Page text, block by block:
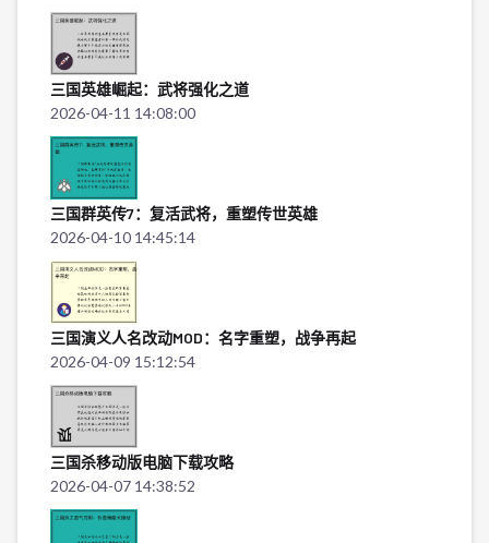
三国英雄崛起：武将强化之道
2026-04-11 14:08:00
三国群英传7：复活武将，重塑传世英雄
2026-04-10 14:45:14
三国演义人名改动MOD：名字重塑，战争再起
2026-04-09 15:12:54
三国杀移动版电脑下载攻略
2026-04-07 14:38:52